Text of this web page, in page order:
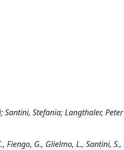
Santini, Stefania; Langthaler, Peter
G., Glielmo, L., Santini,